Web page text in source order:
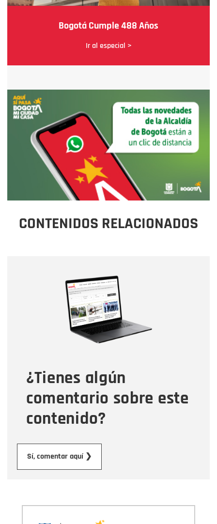
Bogotá Cumple 488 Años
Ir al especial >
CONTENIDOS RELACIONADOS
¿Tienes algún
comentario sobre este
contenido?
Sí, comentar aquí ❯
Correo electrónico
Tipo de comentario
Mensaje